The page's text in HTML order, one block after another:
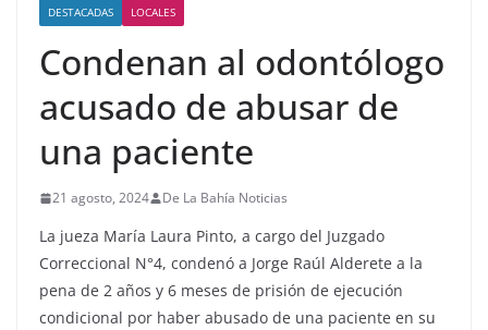
DESTACADAS LOCALES
Condenan al odontólogo
acusado de abusar de
una paciente
21 agosto, 2024 De La Bahía Noticias
La jueza María Laura Pinto, a cargo del Juzgado
Correccional N°4, condenó a Jorge Raúl Alderete a la
pena de 2 años y 6 meses de prisión de ejecución
condicional por haber abusado de una paciente en su